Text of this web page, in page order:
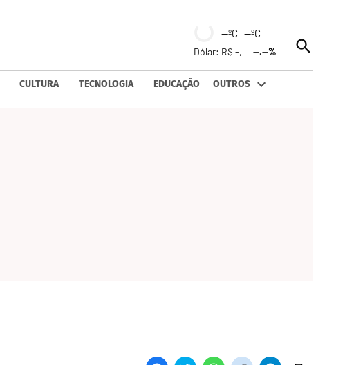
--ºC --ºC
Dólar: R$ -,----.--%
Open
Search
CULTURA TECNOLOGIA EDUCAÇÃO OUTROS